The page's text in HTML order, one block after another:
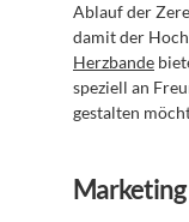
Ablauf der
Herzbande
speziell an
gestalten